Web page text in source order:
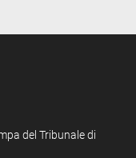
del Tribunale di